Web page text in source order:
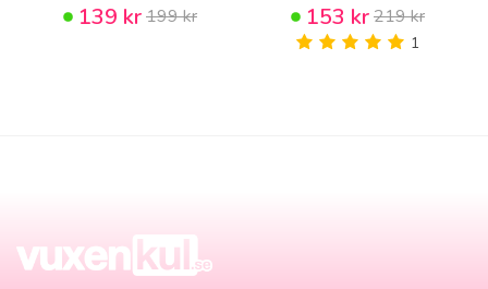
139 kr199 kr 153 kr219 kr
1